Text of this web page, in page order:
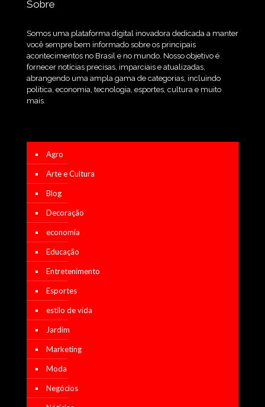
Sobre
Somos uma plataforma digital inovadora dedicada a manter
você sempre bem informado sobre os principais
acontecimentos no Brasil e no mundo. Nosso objetivo é
fornecer notícias precisas, imparciais e atualizadas,
abrangendo uma ampla gama de categorias, incluindo
política, economia, tecnologia, esportes, cultura e muito
mais.
Agro
Arte e Cultura
Blog
Decoração
economia
Educação
Entretenimento
Esportes
estilo de vida
Jardim
Marketing
Moda
Negócios